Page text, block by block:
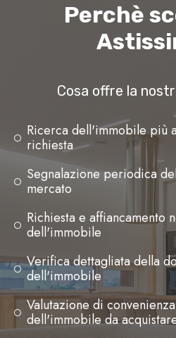
Perchè
Cosa offre la
Ricerca dell'immobile più
richiesta
Segnalazione periodica
mercato
Richiesta e affiancamento
dell'immobile
Verifica dettagliata della
dell'immobile
Valutazione di
dell'immobile da